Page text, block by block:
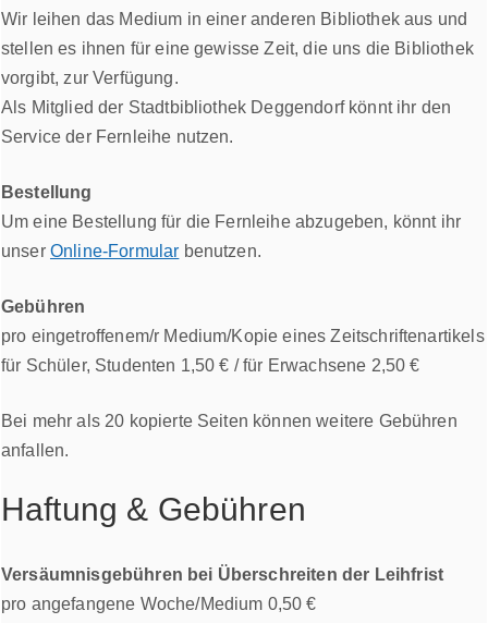
Wir leihen das Medium in einer anderen Bibliothek aus und
stellen es ihnen für eine gewisse Zeit, die uns die Bibliothek
vorgibt, zur Verfügung.
Als Mitglied der Stadtbibliothek Deggendorf könnt ihr den
Service der Fernleihe nutzen.
Bestellung
Um eine Bestellung für die Fernleihe abzugeben, könnt ihr
unser Online-Formular benutzen.
Gebühren
pro eingetroffenem/r Medium/Kopie eines Zeitschriftenartikels
für Schüler, Studenten 1,50 € / für Erwachsene 2,50 €
Bei mehr als 20 kopierte Seiten können weitere Gebühren
anfallen.
Haftung & Gebühren
Versäumnisgebühren bei Überschreiten der Leihfrist
pro angefangene Woche/Medium 0,50 €